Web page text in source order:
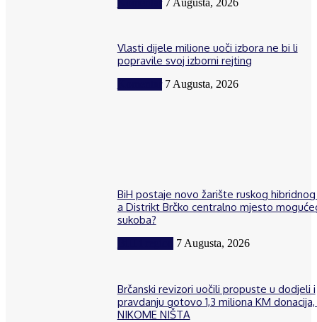
Vlasti dijele milione uoči izbora ne bi li
popravile svoj izborni rejting
7 Augusta, 2026
BiH postaje novo žarište ruskog
a Distrikt Brčko centralno mjesto
sukoba?
7 Augusta, 2026
Brčanski revizori uočili propuste u dodjeli i
pravdanju gotovo 1,3 miliona KM donacija,
NIKOME NIŠTA